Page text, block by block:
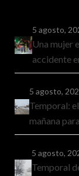
5 agosto,
Una mujer
accidente
5 agosto,
Temporal:
mañana
5 agosto,
Temporal